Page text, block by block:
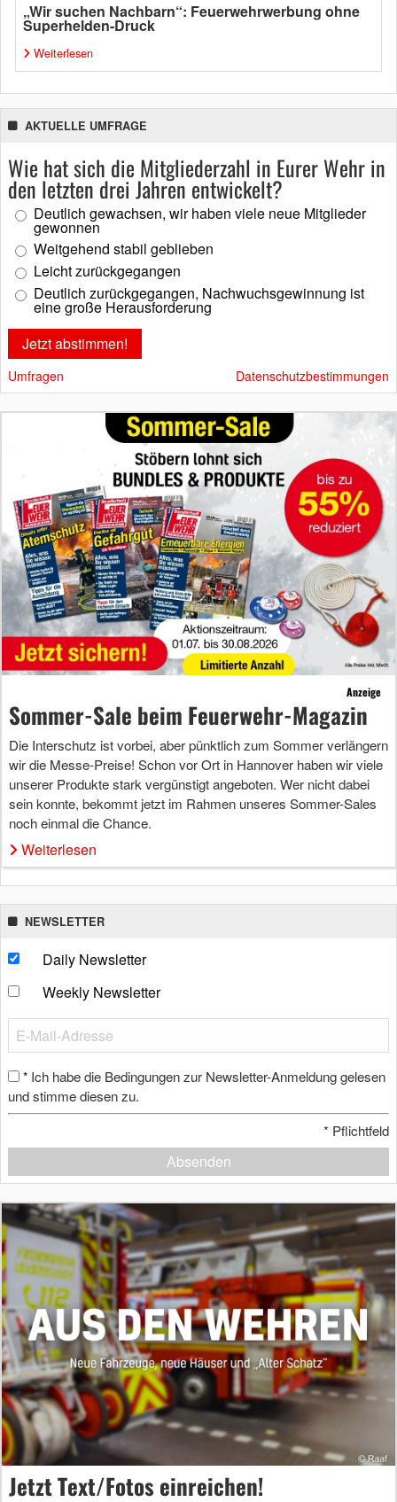
„Wir suchen Nachbarn“: Feuerwehrwerbung ohne
Superhelden-Druck
Weiterlesen
AKTUELLE UMFRAGE
Wie hat sich die Mitgliederzahl in Eurer Wehr in
den letzten drei Jahren entwickelt?
Deutlich gewachsen, wir haben viele neue Mitglieder
gewonnen
Weitgehend stabil geblieben
Leicht zurückgegangen
Deutlich zurückgegangen, Nachwuchsgewinnung ist
eine große Herausforderung
Umfragen Datenschutzbestimmungen
Anzeige
Sommer-Sale beim Feuerwehr-Magazin
Die Interschutz ist vorbei, aber pünktlich zum Sommer verlängern
wir die Messe-Preise! Schon vor Ort in Hannover haben wir viele
unserer Produkte stark vergünstigt angeboten. Wer nicht dabei
sein konnte, bekommt jetzt im Rahmen unseres Sommer-Sales
noch einmal die Chance.
Weiterlesen
NEWSLETTER
Daily Newsletter
Weekly Newsletter
* Ich habe die Bedingungen zur Newsletter-Anmeldung gelesen
und stimme diesen zu.
* Pflichtfeld
Absenden
Jetzt Text/Fotos einreichen!